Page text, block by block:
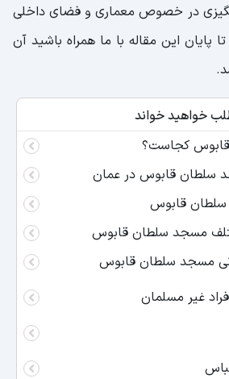
در خصوص معماری و فضای داخلی
پایان این مقاله با ما همراه باشید آن
خواهید خواند
کجاست؟
سلطان قابوس در عمان
قابوس
مسجد سلطان قابوس
مسجد سلطان قابوس
غیر مسلمان